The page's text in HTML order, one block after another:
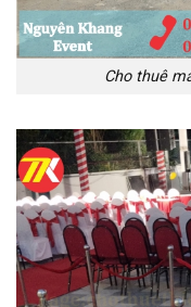
Cho thuê